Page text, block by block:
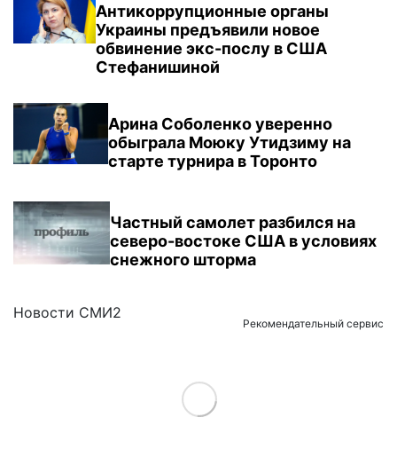
Антикоррупционные органы
Украины предъявили новое
обвинение экс-послу в США
Стефанишиной
Арина Соболенко уверенно
обыграла Моюку Утидзиму на
старте турнира в Торонто
Частный самолет разбился на
северо-востоке США в условиях
снежного шторма
Новости СМИ2
Рекомендательный сервис
Load More